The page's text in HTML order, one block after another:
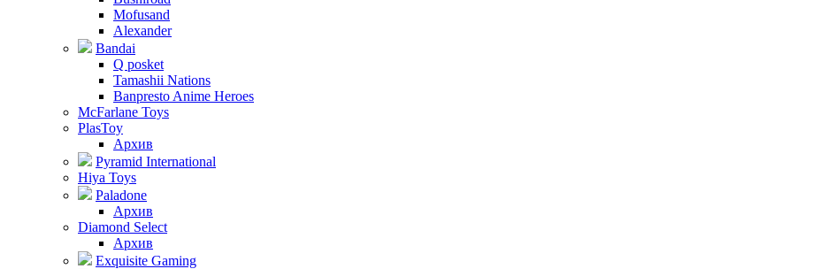
Mofusand
Alexander
Bandai
Q posket
Tamashii Nations
Banpresto Anime Heroes
McFarlane Toys
PlasToy
Архив
Pyramid International
Hiya Toys
Paladone
Архив
Diamond Select
Архив
Exquisite Gaming